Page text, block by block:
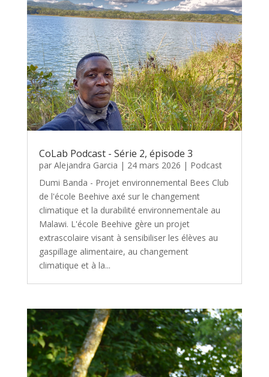
CoLab Podcast - Série 2, épisode 3
par Alejandra Garcia | 24 mars 2026 | Podcast
Dumi Banda - Projet environnemental Bees Club
de l'école Beehive axé sur le changement
climatique et la durabilité environnementale au
Malawi. L'école Beehive gère un projet
extrascolaire visant à sensibiliser les élèves au
gaspillage alimentaire, au changement
climatique et à la...